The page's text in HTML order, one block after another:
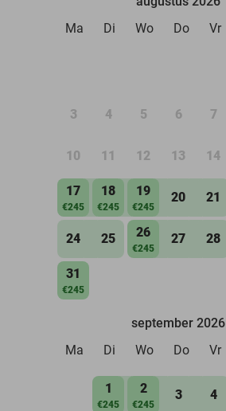
Ma
Di Wo Do Vr
3 4 5 6 7
10 11 12 13 14
17
€245
18
€245
19
€245
20 21
24 25 26
€245
27 28
31
€245
september 2026
Ma
Di Wo Do Vr
1
€245
2
€245
3 4